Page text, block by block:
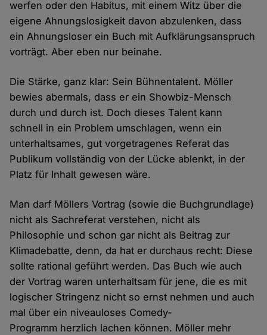
werfen oder den Habitus, mit einem Witz über die
eigene Ahnungslosigkeit davon abzulenken, dass
ein Ahnungsloser ein Buch mit Aufklärungsanspruch
vorträgt. Aber eben nur beinahe.
Die Stärke, ganz klar: Sein Bühnentalent. Möller
bewies abermals, dass er ein Showbiz-Mensch
durch und durch ist. Doch dieses Talent kann
schnell in ein Problem umschlagen, wenn ein
unterhaltsames, gut vorgetragenes Referat das
Publikum vollständig von der Lücke ablenkt, in der
Platz für Inhalt gewesen wäre.
Man darf Möllers Vortrag (sowie die Buchgrundlage)
nicht als Sachreferat verstehen, nicht als
Philosophie und schon gar nicht als Beitrag zur
Klimadebatte, denn, da hat er durchaus recht: Diese
sollte rational geführt werden. Das Buch wie auch
der Vortrag waren unterhaltsam für jene, die es mit
logischer Stringenz nicht so ernst nehmen und auch
mal über ein niveauloses Comedy-
Programm herzlich lachen können. Möller mehr